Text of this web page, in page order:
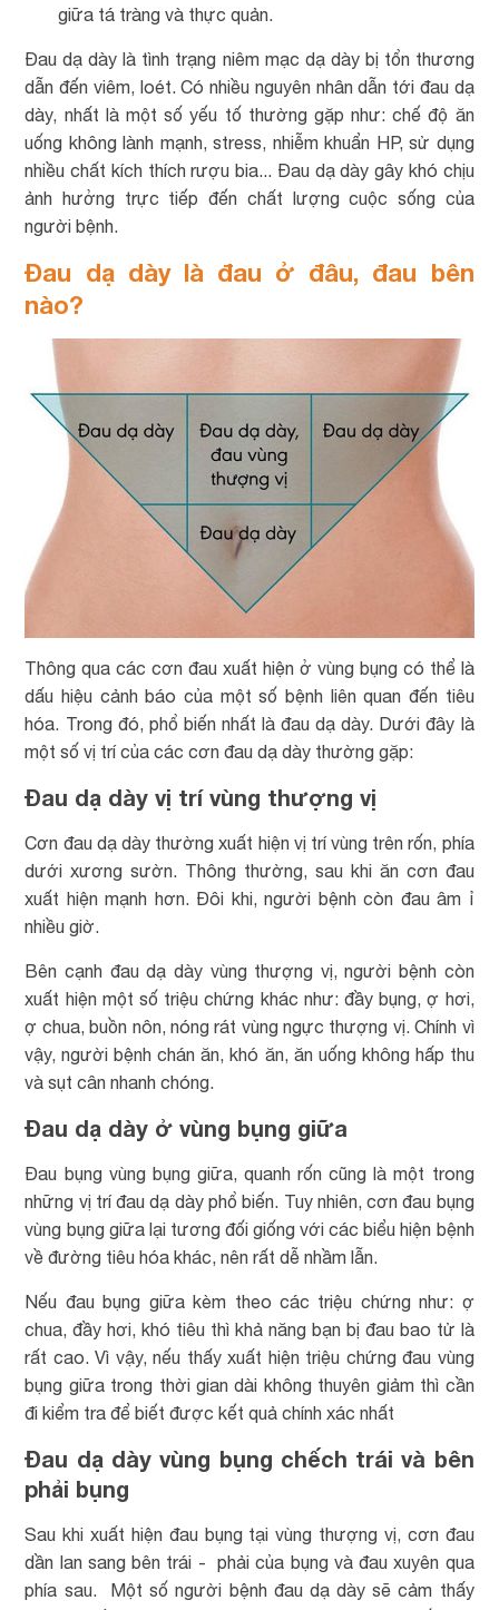
giữa tá tràng và thực quản.
Đau dạ dày là tình trạng niêm mạc dạ dày bị tổn thương
dẫn đến viêm, loét. Có nhiều nguyên nhân dẫn tới đau dạ
dày, nhất là một số yếu tố thường gặp như: chế độ ăn
uống không lành mạnh, stress, nhiễm khuẩn HP, sử dụng
nhiều chất kích thích rượu bia... Đau dạ dày gây khó chịu
ảnh hưởng trực tiếp đến chất lượng cuộc sống của
người bệnh.
Đau dạ dày là đau ở đâu, đau bên
nào?
Thông qua các cơn đau xuất hiện ở vùng bụng có thể là
dấu hiệu cảnh báo của một số bệnh liên quan đến tiêu
hóa. Trong đó, phổ biến nhất là đau dạ dày. Dưới đây là
một số vị trí của các cơn đau dạ dày thường gặp:
Đau dạ dày vị trí vùng thượng vị
Cơn đau dạ dày thường xuất hiện vị trí vùng trên rốn, phía
dưới xương sườn. Thông thường, sau khi ăn cơn đau
xuất hiện mạnh hơn. Đôi khi, người bệnh còn đau âm ỉ
nhiều giờ.
Bên cạnh đau dạ dày vùng thượng vị, người bệnh còn
xuất hiện một số triệu chứng khác như: đầy bụng, ợ hơi,
ợ chua, buồn nôn, nóng rát vùng ngực thượng vị. Chính vì
vậy, người bệnh chán ăn, khó ăn, ăn uống không hấp thu
và sụt cân nhanh chóng.
Đau dạ dày ở vùng bụng giữa
Đau bụng vùng bụng giữa, quanh rốn cũng là một trong
những vị trí đau dạ dày phổ biến. Tuy nhiên, cơn đau bụng
vùng bụng giữa lại tương đối giống với các biểu hiện bệnh
về đường tiêu hóa khác, nên rất dễ nhầm lẫn.
Nếu đau bụng giữa kèm theo các triệu chứng như: ợ
chua, đầy hơi, khó tiêu thì khả năng bạn bị đau bao tử là
rất cao. Vì vậy, nếu thấy xuất hiện triệu chứng đau vùng
bụng giữa trong thời gian dài không thuyên giảm thì cần
đi kiểm tra để biết được kết quả chính xác nhất
Đau dạ dày vùng bụng chếch trái và bên
phải bụng
Sau khi xuất hiện đau bụng tại vùng thượng vị, cơn đau
dần lan sang bên trái - phải của bụng và đau xuyên qua
phía sau. Một số người bệnh đau dạ dày sẽ cảm thấy